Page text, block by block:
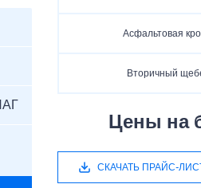
Асфальтовая
Вторичный
Цены на
СКАЧАТЬ ПРАЙС-